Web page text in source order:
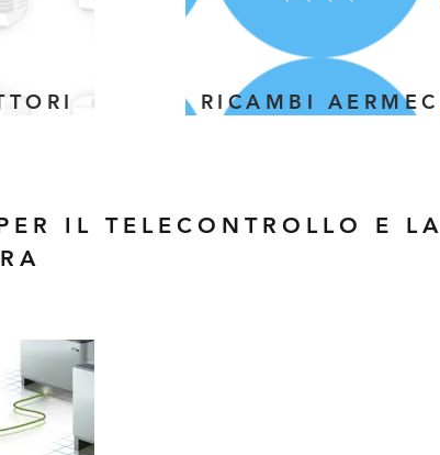
RICAMBI AERMEC
IL TELECONTROLLO E LA